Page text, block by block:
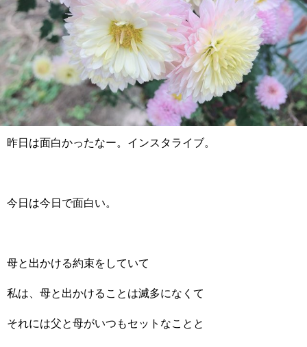
昨日は面白かったなー。インスタライブ。
今日は今日で面白い。
母と出かける約束をしていて
私は、母と出かけることは滅多になくて
それには父と母がいつもセットなことと